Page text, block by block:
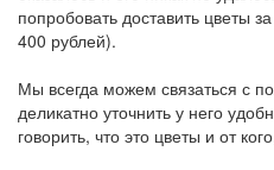
попробовать доставить цветы
400 рублей).
Мы всегда можем связаться с
деликатно уточнить у него
говорить, что это цветы и от